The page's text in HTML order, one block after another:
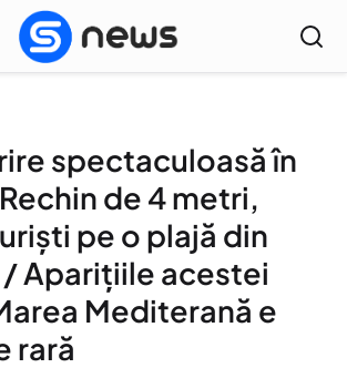
spectaculoasă în
de 4 metri,
pe o plajă din
Aparițiile acestei
Mediterană e
rară